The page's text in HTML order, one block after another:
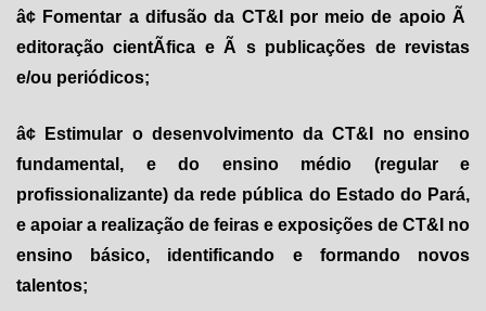
â¢ Fomentar a difusão da CT&I por meio de apoio Ã
editoração cientÃ­fica e Ã s publicações de revistas
e/ou periódicos;
â¢ Estimular o desenvolvimento da CT&I no ensino
fundamental, e do ensino médio (regular e
profissionalizante) da rede pública do Estado do Pará,
e apoiar a realização de feiras e exposições de CT&I no
ensino básico, identificando e formando novos
talentos;